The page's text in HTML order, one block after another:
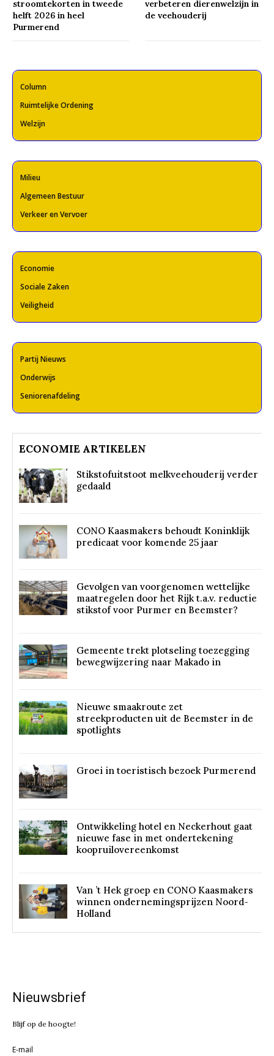
stroomtekorten in tweede
helft 2026 in heel
Purmerend
verbeteren dierenwelzijn in
de veehouderij
Column
Ruimtelijke Ordening
Welzijn
Milieu
Algemeen Bestuur
Verkeer en Vervoer
Economie
Sociale Zaken
Veiligheid
Partij Nieuws
Onderwijs
Seniorenafdeling
ECONOMIE ARTIKELEN
Stikstofuitstoot melkveehouderij verder
gedaald
CONO Kaasmakers behoudt Koninklijk
predicaat voor komende 25 jaar
Gevolgen van voorgenomen wettelijke
maatregelen door het Rijk t.a.v. reductie
stikstof voor Purmer en Beemster?
Gemeente trekt plotseling toezegging
bewegwijzering naar Makado in
Nieuwe smaakroute zet
streekproducten uit de Beemster in de
spotlights
Groei in toeristisch bezoek Purmerend
Ontwikkeling hotel en Neckerhout gaat
nieuwe fase in met ondertekening
koopruilovereenkomst
Van ’t Hek groep en CONO Kaasmakers
winnen ondernemingsprijzen Noord-
Holland
Nieuwsbrief
Blijf op de hoogte!
E-mail